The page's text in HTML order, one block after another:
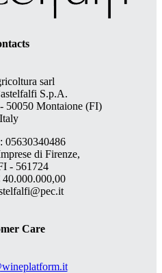
sarl
S.p.A.
50050 Montaione (FI)
Italy
05630340486
di Firenze,
- 561724
40.000.000,00
Care